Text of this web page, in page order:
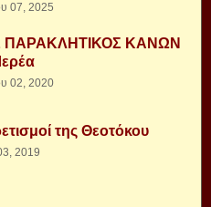
07, 2025
ΠΑΡΑΚΛΗΤΙΚΟΣ ΚΑΝΩΝ
02, 2020
της Θεοτόκου
2019